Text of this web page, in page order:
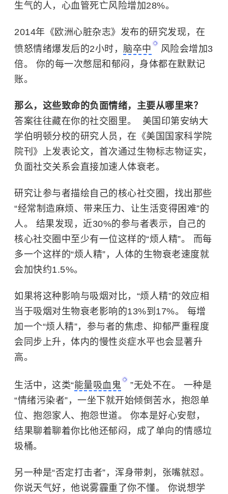
生气的人，心血管死亡风险增加28%。
2014年《欧洲心脏杂志》发布的研究发现，在
愤怒情绪爆发后的2小时， 脑卒中
风险会增加3
倍。 你的每一次憋屈和郁闷，身体都在默默记
账。
那么，这些致命的负面情绪，主要从哪里来？
答案往往藏在你的社交圈里。 ​ 美国印第安纳大
学伯明顿分校的研究人员，在《美国国家科学院
院刊》上发表论文，首次通过生物标志物证实，
负面社交关系会直接加速人体衰老。
研究让参与者描绘自己的核心社交圈，找出那些
“经常制造麻烦、带来压力、让生活变得困难”的
人。 结果发现，近30%的参与者表示，自己的
核心社交圈中至少有一位这样的“烦人精”。 而每
多一个这样的“烦人精”，人体的生物衰老速度就
会加快约1.5%。
如果将这种影响与吸烟对比，“烦人精”的效应相
当于吸烟对生物衰老影响的13%到17%。 每增
加一个“烦人精”，参与者的焦虑、抑郁严重程度
会同步上升，体内的慢性炎症水平也会显著升
高。
生活中，这类“能量吸血鬼
”无处不在。 一种是
“情绪污染者”，一坐下就开始倾倒苦水，抱怨单
位、抱怨家人、抱怨世道。 你本是好心安慰，
结果聊着聊着你比他还郁闷，成了单向的情感垃
圾桶。
另一种是“否定打击者”，浑身带刺，张嘴就怼。
你说天气好，他说雾霾重了你不懂。 你说想学